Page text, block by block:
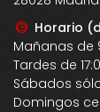
Horario
Mañanas de
Tardes de
Sábados
Domingos